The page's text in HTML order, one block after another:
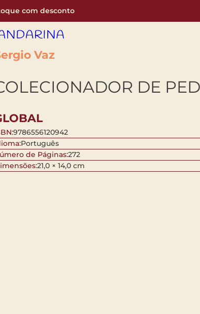
com desconto
Vaz
DE
9786556120942
Português
de Páginas:272
21,0 × 14,0 cm